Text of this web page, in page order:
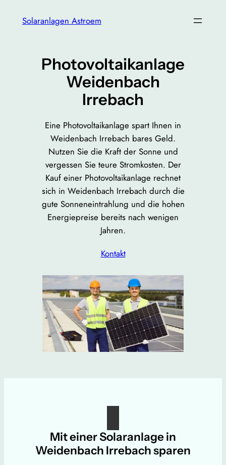
InhaltSolaranlagen Astroem
Photovoltaikanlage
Weidenbach
Irrebach
Eine Photovoltaikanlage spart Ihnen in
Weidenbach Irrebach bares Geld.
Nutzen Sie die Kraft der Sonne und
vergessen Sie teure Stromkosten. Der
Kauf einer Photovoltaikanlage rechnet
sich in Weidenbach Irrebach durch die
gute Sonneneintrahlung und die hohen
Energiepreise bereits nach wenigen
Jahren.
Kontakt
Mit einer Solaranlage in
Weidenbach Irrebach sparen